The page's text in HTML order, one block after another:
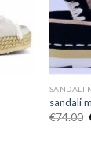
SANDALI
sandali
€74.00